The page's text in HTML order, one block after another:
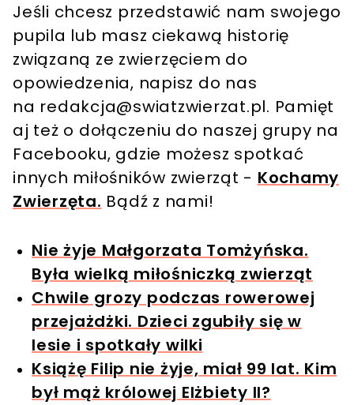
Jeśli chcesz przedstawić nam swojego
pupila lub masz ciekawą historię
związaną ze zwierzęciem do
opowiedzenia, napisz do nas
na redakcja@swiatzwierzat.pl. Pamięt
aj też o dołączeniu do naszej grupy na
Facebooku, gdzie możesz spotkać
innych miłośników zwierząt - Kochamy
Zwierzęta. Bądź z nami!
Nie żyje Małgorzata Tomżyńska.
Była wielką miłośniczką zwierząt
Chwile grozy podczas rowerowej
przejażdżki. Dzieci zgubiły się w
lesie i spotkały wilki
Książę Filip nie żyje, miał 99 lat. Kim
był mąż królowej Elżbiety II?